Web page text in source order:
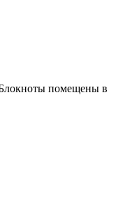
Блокноты помещены в